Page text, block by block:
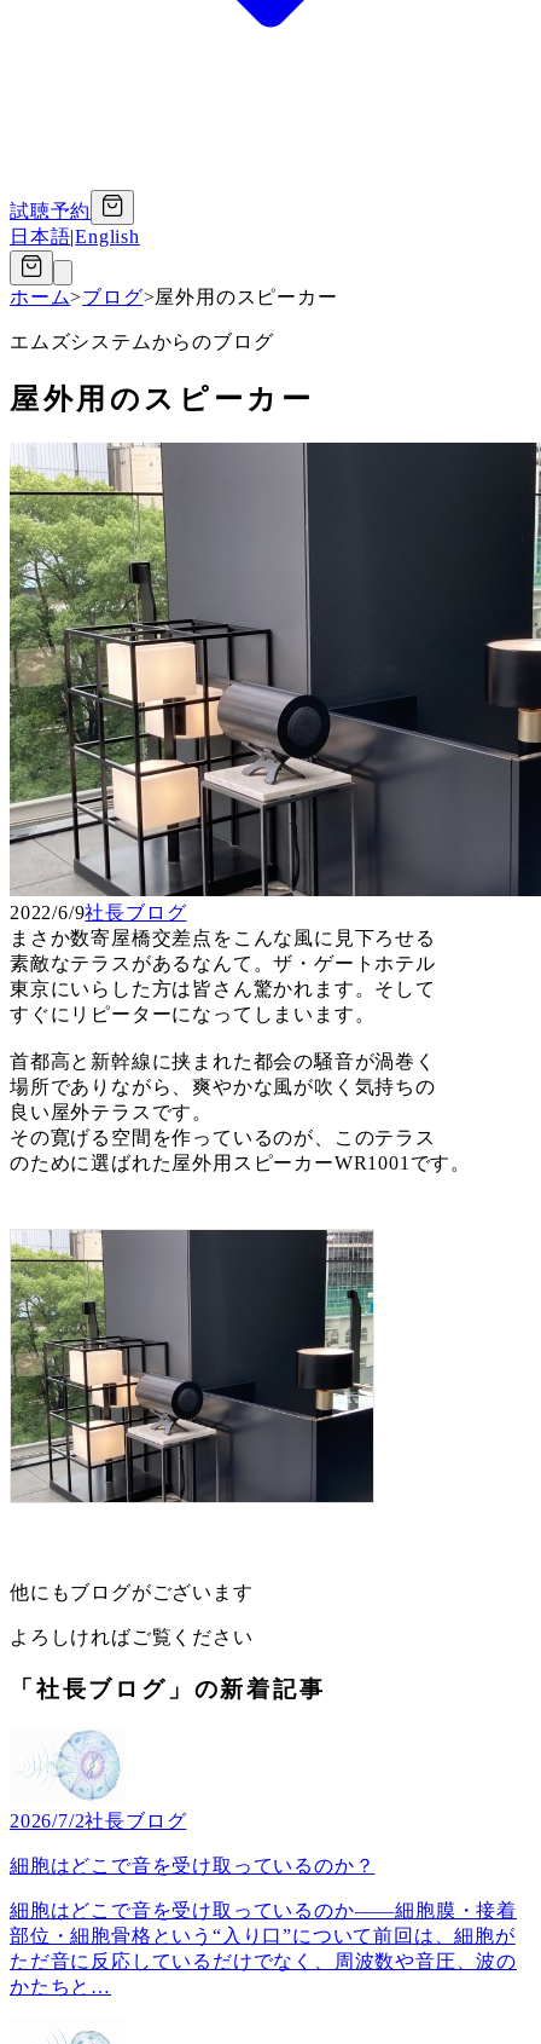
試聴予約
日本語|English
ホーム>ブログ>屋外用のスピーカー
エムズシステムからのブログ
屋外用のスピーカー
2022/6/9社長ブログ
まさか数寄屋橋交差点をこんな風に見下ろせる
素敵なテラスがあるなんて。ザ・ゲートホテル
東京にいらした方は皆さん驚かれます。そして
すぐにリピーターになってしまいます。
首都高と新幹線に挟まれた都会の騒音が渦巻く
場所でありながら、爽やかな風が吹く気持ちの
良い屋外テラスです。
その寛げる空間を作っているのが、このテラス
のために選ばれた屋外用スピーカーWR1001です。
他にもブログがございます
よろしければご覧ください
「社長ブログ」の新着記事
2026/7/2社長ブログ
細胞はどこで音を受け取っているのか？
細胞はどこで音を受け取っているのか――細胞膜・接着
部位・細胞骨格という“入り口”について前回は、細胞が
ただ音に反応しているだけでなく、周波数や音圧、波の
かたちと …